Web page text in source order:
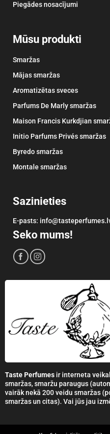
Piegādes nosacījumi
Mūsu produkti
Smaržas
Mājas smaržas
Aromatizētas sveces
Parfums De Marly smaržas
Maison Francis Kurkdjian
Initio Parfums Privés smaržas
Byredo smaržas
Montale smaržas
Sazinieties
E-pasts:
Seko mums!
Taste Perfumesir interneta
smaržas, smaržu paraugus
vairāk nekā 200 veidu smaržas
smaržas un citas). Vai jūs jau